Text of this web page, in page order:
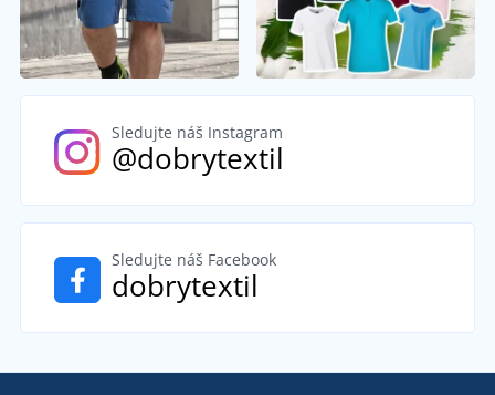
Sledujte náš Instagram
@dobrytextil
Sledujte náš Facebook
dobrytextil